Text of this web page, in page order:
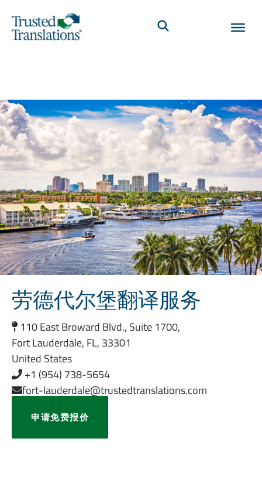
劳德代尔堡翻译服务
110 East Broward Blvd., Suite 1700,
Fort Lauderdale, FL, 33301
United States
+1 (954) 738-5654
fort-lauderdale@trustedtranslations.com
申请免费报价